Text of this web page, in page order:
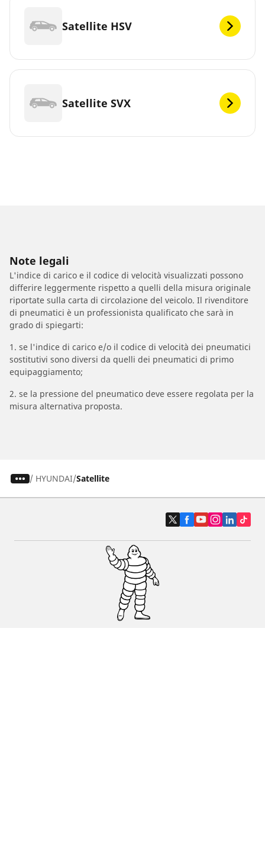
Satellite HSV
Satellite SVX
Note legali
L'indice di carico e il codice di velocità visualizzati possono
differire leggermente rispetto a quelli della misura originale
riportate sulla carta di circolazione del veicolo. Il rivenditore
di pneumatici è un professionista qualificato che sarà in
grado di spiegarti:
1. se l'indice di carico e/o il codice di velocità dei pneumatici
sostitutivi sono diversi da quelli dei pneumatici di primo
equipaggiamento;
2. se la pressione del pneumatico deve essere regolata per la
misura alternativa proposta.
/ HYUNDAI Satellite